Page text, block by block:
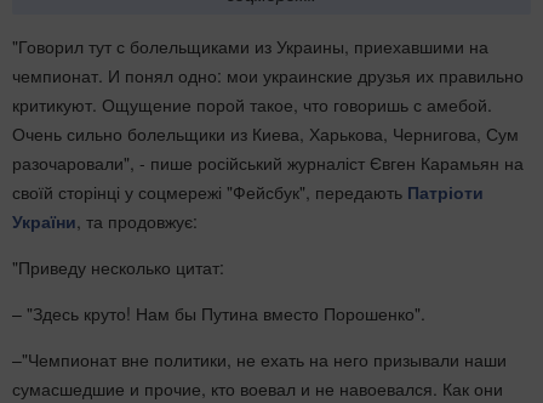
"Говорил тут с болельщиками из Украины, приехавшими на
чемпионат. И понял одно: мои украинские друзья их правильно
критикуют. Ощущение порой такое, что говоришь с амебой.
Очень сильно болельщики из Киева, Харькова, Чернигова, Сум
разочаровали", - пише російський журналіст Євген Карамьян на
своїй сторінці у соцмережі "Фейсбук", передають Патріоти
України, та продовжує:
"Приведу несколько цитат:
– "Здесь круто! Нам бы Путина вместо Порошенко".
–"Чемпионат вне политики, не ехать на него призывали наши
сумасшедшие и прочие, кто воевал и не навоевался. Как они